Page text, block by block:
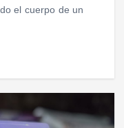
el cuerpo de un